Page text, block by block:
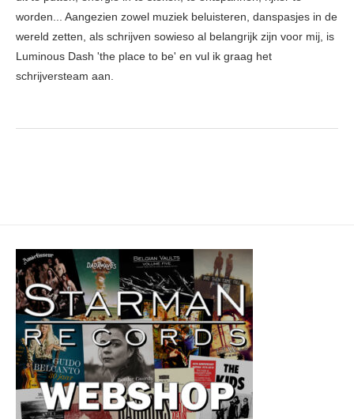
worden... Aangezien zowel muziek beluisteren, danspasjes in de
wereld zetten, als schrijven sowieso al belangrijk zijn voor mij, is
Luminous Dash 'the place to be' en vul ik graag het
schrijversteam aan.